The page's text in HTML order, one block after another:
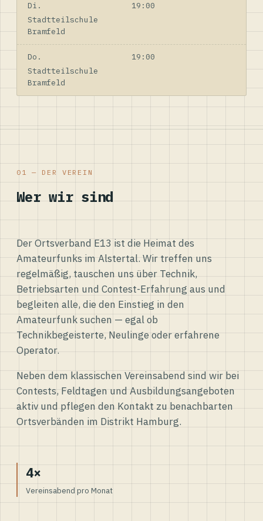
Di.
19:00
Stadtteilschule
Bramfeld
Do.
19:00
Stadtteilschule
Bramfeld
01 — DER VEREIN
Wer wir sind
Der Ortsverband E13 ist die Heimat des
Amateurfunks im Alstertal. Wir treffen uns
regelmäßig, tauschen uns über Technik,
Betriebsarten und Contest-Erfahrung aus und
begleiten alle, die den Einstieg in den
Amateurfunk suchen — egal ob
Technikbegeisterte, Neulinge oder erfahrene
Operator.
Neben dem klassischen Vereinsabend sind wir bei
Contests, Feldtagen und Ausbildungsangeboten
aktiv und pflegen den Kontakt zu benachbarten
Ortsverbänden im Distrikt Hamburg.
4×
Vereinsabend pro Monat